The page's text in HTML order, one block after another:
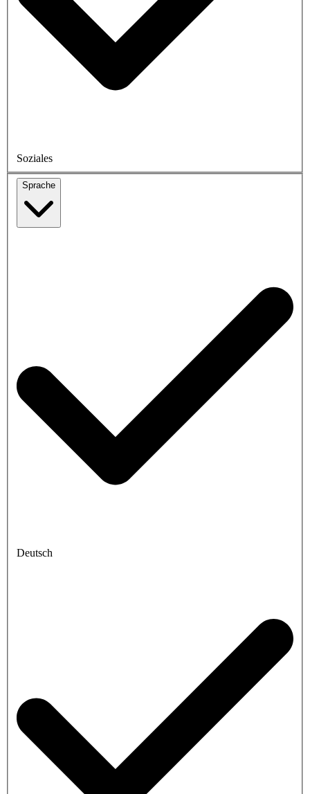
Soziales
Sprache
Deutsch